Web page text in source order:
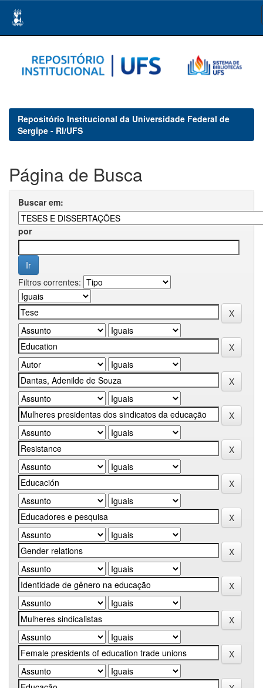
navigation
Repositório Institucional da Universidade Federal de
Sergipe - RI/UFS
Página de Busca
Buscar em:
por
Filtros correntes: